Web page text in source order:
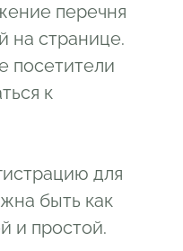
перечня
на странице.
посетители
к
для
быть как
и простой.